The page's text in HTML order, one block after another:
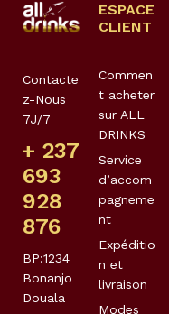
Contacte
z-Nous
7J/7
+ 237
693
928
876
BP:1234
Bonanjo
Douala
ESPACE
CLIENT
Commen
t acheter
sur ALL
DRINKS
Service
d’accom
pagneme
nt
Expéditio
n et
livraison
Modes